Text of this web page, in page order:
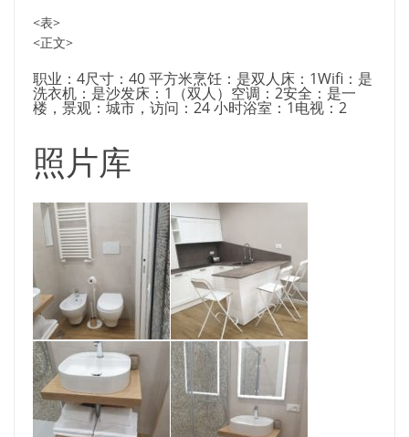
<表>
<正文>
职业：4尺寸：40 平方米烹饪：是双人床：1Wifi：是
洗衣机：是沙发床：1（双人）空调：2安全：是一
楼，景观：城市，访问：24 小时浴室：1电视：2
照片库